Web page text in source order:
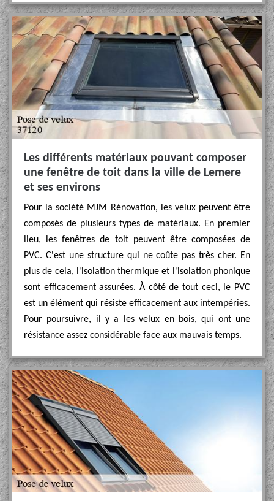
Les différents matériaux pouvant composer
une fenêtre de toit dans la ville de Lemere
et ses environs
Pour la société MJM Rénovation, les velux peuvent être
composés de plusieurs types de matériaux. En premier
lieu, les fenêtres de toit peuvent être composées de
PVC. C'est une structure qui ne coûte pas très cher. En
plus de cela, l'isolation thermique et l'isolation phonique
sont efficacement assurées. À côté de tout ceci, le PVC
est un élément qui résiste efficacement aux intempéries.
Pour poursuivre, il y a les velux en bois, qui ont une
résistance assez considérable face aux mauvais temps.